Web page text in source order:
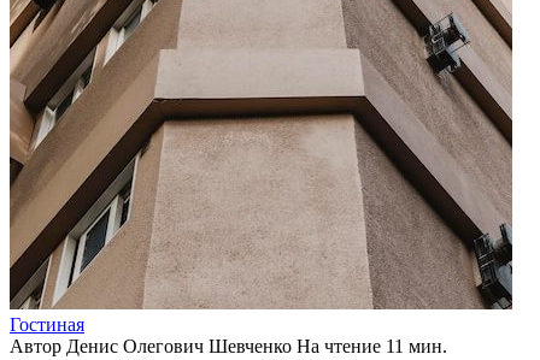
Гостиная
Автор Денис Олегович Шевченко На чтение 11 мин.